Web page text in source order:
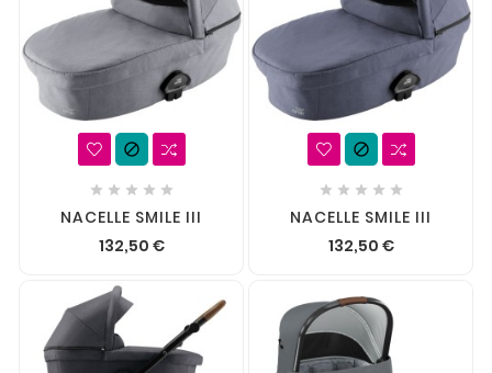

    
NACELLE SMILE III
132,50 €

    
NACELLE SMILE III
132,50 €